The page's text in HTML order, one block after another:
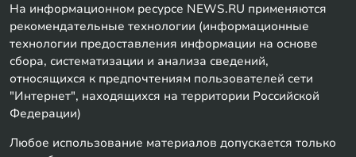
На информационном ресурсе NEWS.RU применяются
рекомендательные технологии (информационные
технологии предоставления информации на основе
сбора, систематизации и анализа сведений,
относящихся к предпочтениям пользователей сети
"Интернет", находящихся на территории Российской
Федерации)
Любое использование материалов допускается только